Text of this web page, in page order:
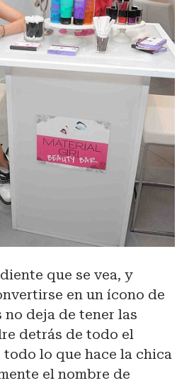
que se vea, y
en un ícono de
deja de tener las
detrás de todo el
todo lo que hace la chica
el nombre de